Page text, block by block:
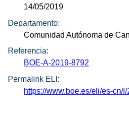
14/05/2019
Departamento:
Comunidad Autónoma de
Referencia:
BOE-A-2019-8792
Permalink ELI:
https://www.boe.es/eli/es-cn/